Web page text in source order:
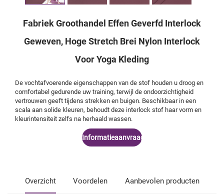
Fabriek Groothandel Effen Geverfd Interlock
Geweven, Hoge Stretch Brei Nylon Interlock
Voor Yoga Kleding
De vochtafvoerende eigenschappen van de stof houden u droog en
comfortabel gedurende uw training, terwijl de ondoorzichtigheid
vertrouwen geeft tijdens strekken en buigen. Beschikbaar in een
scala aan solide kleuren, behoudt deze interlock stof haar vorm en
kleurintensiteit zelfs na herhaald wassen.
Informatieaanvraag
Overzicht Voordelen Aanbevolen producten